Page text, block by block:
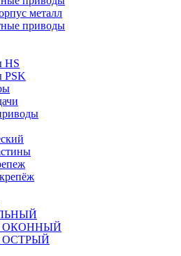
металл
приводы
HS
PSK
ОКОННЫЙ
ОСТРЫЙ